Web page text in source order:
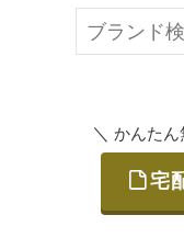
または梱包
ご発送
＼ かんたん
宅